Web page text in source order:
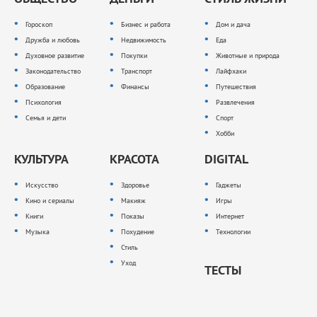
Гороскоп
Дружба и любовь
Духовное развитие
Законодательство
Образование
Психология
Семья и дети
Бизнес и работа
Недвижимость
Покупки
Транспорт
Финансы
Дом и дача
Еда
Животные и природа
Лайфхаки
Путешествия
Развлечения
Спорт
Хобби
КУЛЬТУРА
Искусство
Кино и сериалы
Книги
Музыка
КРАСОТА
Здоровье
Макияж
Показы
Похудение
Стиль
Уход
DIGITAL
Гаджеты
Игры
Интернет
Технологии
ТЕСТЫ